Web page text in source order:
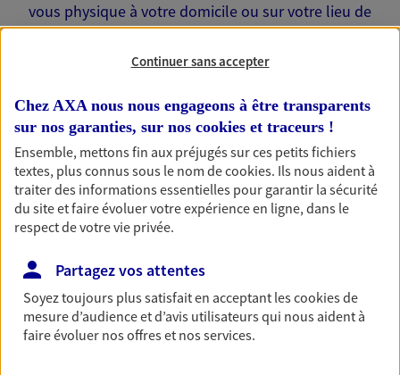
vous physique à votre domicile ou sur votre lieu de
travail… Je suis là pour échanger avec vous !
Nos offres phares
Épargne
immobilier, études des enfants ou voyage autour
du monde… Épargnez à votre rythme et
simplement, selon votre profil.
Continuer sans accepter
Chez AXA nous nous engageons à être transparents
sur nos garanties, sur nos cookies et traceurs !
Ensemble, mettons fin aux préjugés sur ces petits fichiers
textes, plus connus sous le nom decookies. Ils nous aident à
traiter des informations essentielles pour garantir la sécurité
du site et faire évoluer votre expérience en ligne, dans le
respect de votre vie privée.
Partagez vos attentes
Soyez toujours plus satisfait en acceptant lescookiesde
mesure d’audience et d’avis utilisateurs qui nous aident à
faire évoluer nos offres et nos services.